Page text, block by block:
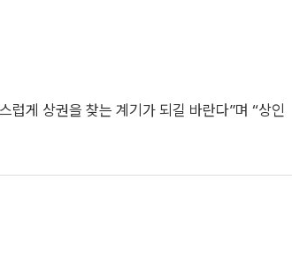
럽게 상권을 찾는 계기가 되길 바란다”며 “상인